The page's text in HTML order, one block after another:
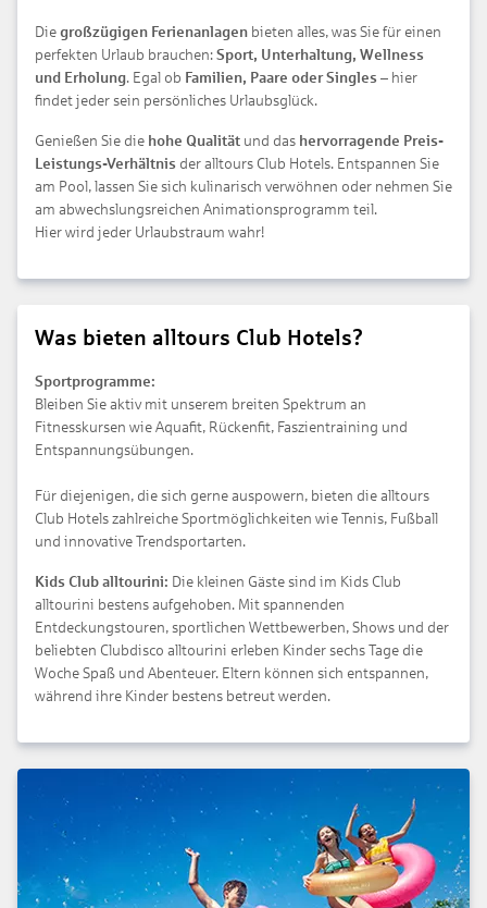
Die großzügigen Ferienanlagen bieten alles, was Sie für einen
perfekten Urlaub brauchen: Sport, Unterhaltung, Wellness
und Erholung. Egal ob Familien, Paare oder Singles – hier
findet jeder sein persönliches Urlaubsglück.
Genießen Sie die hohe Qualität und das hervorragende Preis-
Leistungs-Verhältnis der alltours Club Hotels. Entspannen Sie
am Pool, lassen Sie sich kulinarisch verwöhnen oder nehmen Sie
am abwechslungsreichen Animationsprogramm teil.
Hier wird jeder Urlaubstraum wahr!
Was bieten alltours Club Hotels?
Sportprogramme:
Bleiben Sie aktiv mit unserem breiten Spektrum an
Fitnesskursen wie Aquafit, Rückenfit, Faszientraining und
Entspannungsübungen.
Für diejenigen, die sich gerne auspowern, bieten die alltours
Club Hotels zahlreiche Sportmöglichkeiten wie Tennis, Fußball
und innovative Trendsportarten.
Kids Club alltourini: Die kleinen Gäste sind im Kids Club
alltourini bestens aufgehoben. Mit spannenden
Entdeckungstouren, sportlichen Wettbewerben, Shows und der
beliebten Clubdisco alltourini erleben Kinder sechs Tage die
Woche Spaß und Abenteuer. Eltern können sich entspannen,
während ihre Kinder bestens betreut werden.